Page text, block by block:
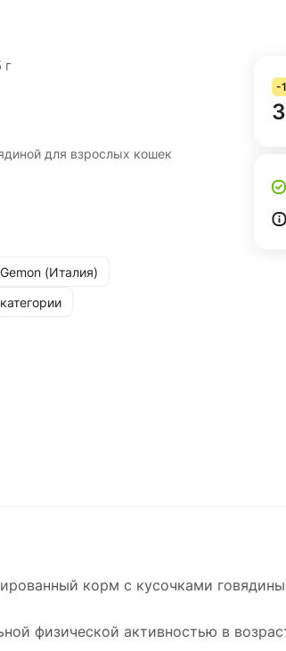
г
для взрослых кошек
(Италия)
-
корм с кусочками
физической активностью в